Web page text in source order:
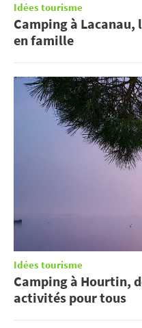
Idées tourisme
Camping à Lacanau,
en famille
Idées tourisme
Camping à Hourtin,
activités pour tous